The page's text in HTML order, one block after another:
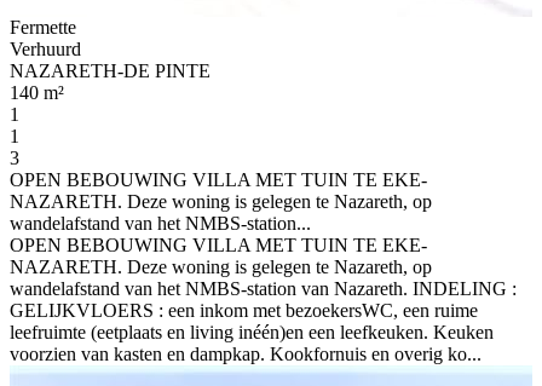
Fermette
Verhuurd
NAZARETH-DE PINTE
140 m²
1
1
3
OPEN BEBOUWING VILLA MET TUIN TE EKE-
NAZARETH. Deze woning is gelegen te Nazareth, op
wandelafstand van het NMBS-station...
OPEN BEBOUWING VILLA MET TUIN TE EKE-
NAZARETH. Deze woning is gelegen te Nazareth, op
wandelafstand van het NMBS-station van Nazareth. INDELING :
GELIJKVLOERS : een inkom met bezoekersWC, een ruime
leefruimte (eetplaats en living inéén)en een leefkeuken. Keuken
voorzien van kasten en dampkap. Kookfornuis en overig ko...